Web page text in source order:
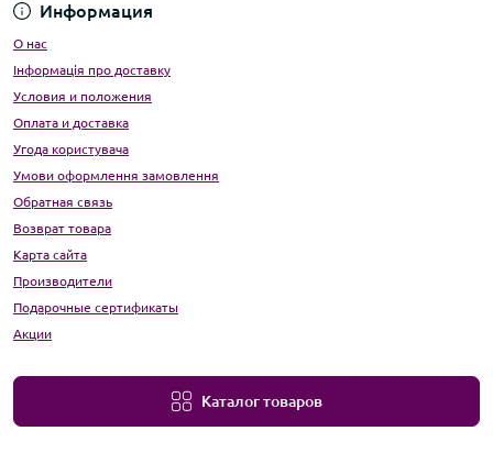
Информация
О нас
Інформація про доставку
Условия и положения
Оплата и доставка
Угода користувача
Умови оформлення замовлення
Обратная связь
Возврат товара
Карта сайта
Производители
Подарочные сертификаты
Акции
Каталог товаров